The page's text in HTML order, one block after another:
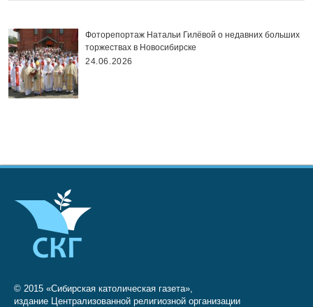
Фоторепортаж Натальи Гилёвой о недавних больших
торжествах в Новосибирске
24.06.2026
© 2015 «Сибирская католическая газета»,
издание Централизованной религиозной организации